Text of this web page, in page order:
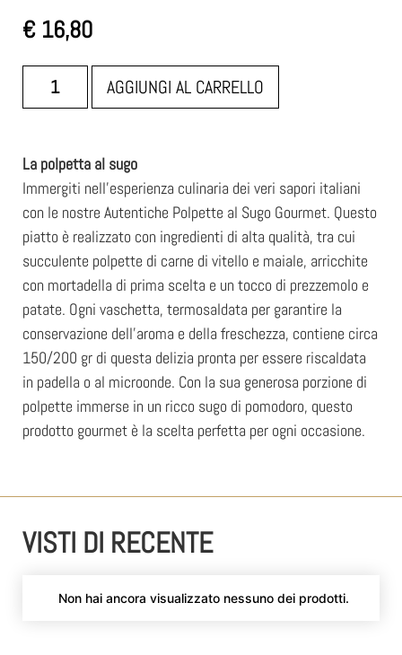
€ 16,80
AGGIUNGI AL CARRELLO
La polpetta al sugo
Immergiti nell’esperienza culinaria dei veri sapori italiani
con le nostre Autentiche Polpette al Sugo Gourmet. Questo
piatto è realizzato con ingredienti di alta qualità, tra cui
succulente polpette di carne di vitello e maiale, arricchite
con mortadella di prima scelta e un tocco di prezzemolo e
patate. Ogni vaschetta, termosaldata per garantire la
conservazione dell’aroma e della freschezza, contiene circa
150/200 gr di questa delizia pronta per essere riscaldata
in padella o al microonde. Con la sua generosa porzione di
polpette immerse in un ricco sugo di pomodoro, questo
prodotto gourmet è la scelta perfetta per ogni occasione.
VISTI DI RECENTE
Non hai ancora visualizzato nessuno dei prodotti.